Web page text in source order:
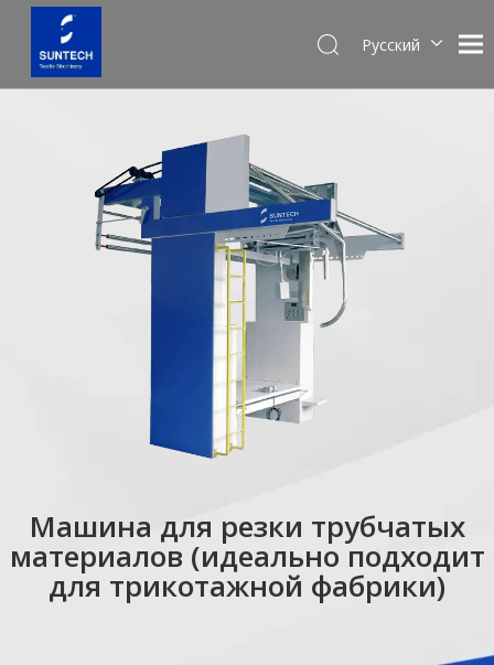
Pусский
Машина для резки трубчатых
материалов (идеально подходит
для трикотажной фабрики)